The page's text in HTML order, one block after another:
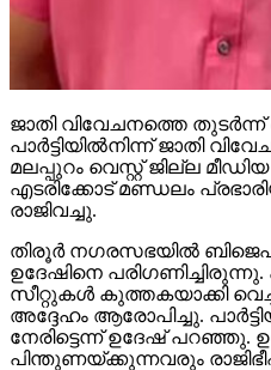
ജാതി വിവേചനത്തെ തുടര്‍ന്ന്
പാര്‍ട്ടിയില്‍നിന്ന് ജാതി
മലപ്പുറം വെസ്റ്റ് ജില്ല
എടരിക്കോട് മണ്ഡലം
രാജിവച്ചു.
തിരൂര്‍ നഗരസഭയില്‍
ഉദേഷിനെ പരിഗണിച്ചിരുന്നു.
സീറ്റുകള്‍ കുത്തകയാക്കി
അദ്ദേഹം ആരോപിച്ചു.
നേരിട്ടെന്ന് ഉദേഷ് പറഞ്ഞു.
പിന്തുണയ്ക്കുന്നവരും